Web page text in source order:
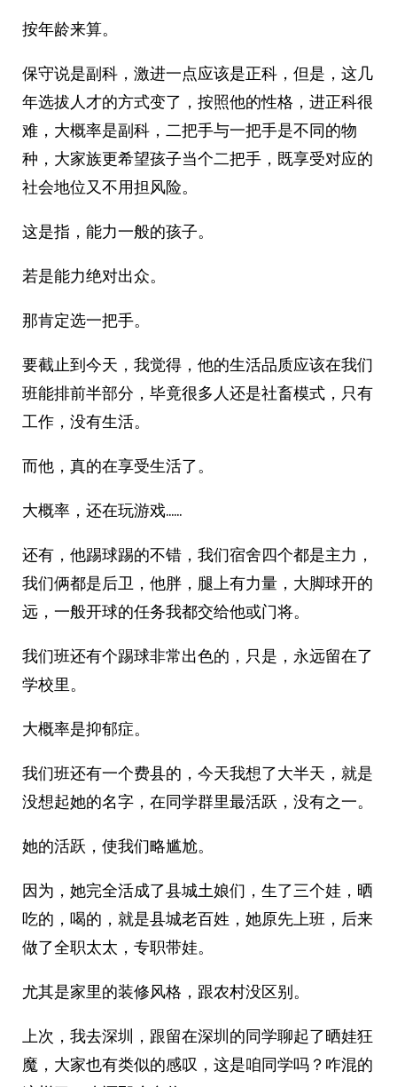
按年龄来算。
保守说是副科，激进一点应该是正科，但是，这几
年选拔人才的方式变了，按照他的性格，进正科很
难，大概率是副科，二把手与一把手是不同的物
种，大家族更希望孩子当个二把手，既享受对应的
社会地位又不用担风险。
这是指，能力一般的孩子。
若是能力绝对出众。
那肯定选一把手。
要截止到今天，我觉得，他的生活品质应该在我们
班能排前半部分，毕竟很多人还是社畜模式，只有
工作，没有生活。
而他，真的在享受生活了。
大概率，还在玩游戏……
还有，他踢球踢的不错，我们宿舍四个都是主力，
我们俩都是后卫，他胖，腿上有力量，大脚球开的
远，一般开球的任务我都交给他或门将。
我们班还有个踢球非常出色的，只是，永远留在了
学校里。
大概率是抑郁症。
我们班还有一个费县的，今天我想了大半天，就是
没想起她的名字，在同学群里最活跃，没有之一。
她的活跃，使我们略尴尬。
因为，她完全活成了县城土娘们，生了三个娃，晒
吃的，喝的，就是县城老百姓，她原先上班，后来
做了全职太太，专职带娃。
尤其是家里的装修风格，跟农村没区别。
上次，我去深圳，跟留在深圳的同学聊起了晒娃狂
魔，大家也有类似的感叹，这是咱同学吗？咋混的